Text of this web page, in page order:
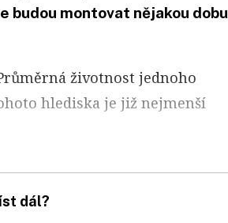
budou montovat nějakou dobu
životnost jednoho
hlediska je již nejmenší
dál?